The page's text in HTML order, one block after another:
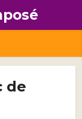
de